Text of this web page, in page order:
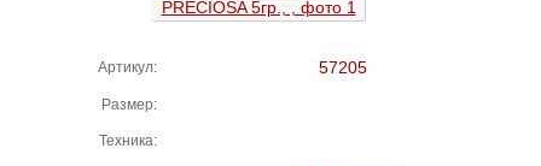
Артикул: 57205
Размер:
Техника: